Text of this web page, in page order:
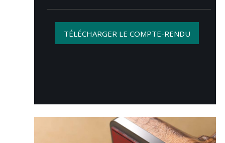
TÉLÉCHARGER LE COMPTE-RENDU